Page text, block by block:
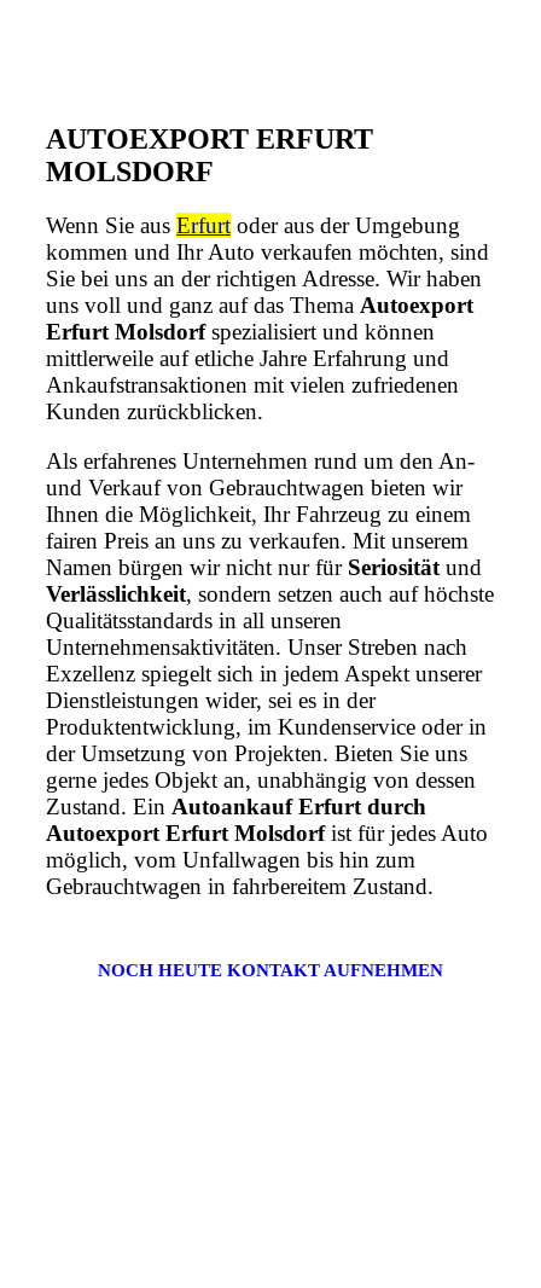
AUTOEXPORT ERFURT
MOLSDORF
Wenn Sie aus Erfurt oder aus der Umgebung
kommen und Ihr Auto verkaufen möchten, sind
Sie bei uns an der richtigen Adresse. Wir haben
uns voll und ganz auf das Thema Autoexport
Erfurt Molsdorfspezialisiert und können
mittlerweile auf etliche Jahre Erfahrung und
Ankaufstransaktionen mit vielen zufriedenen
Kunden zurückblicken.
Als erfahrenes Unternehmen rund um den An-
und Verkauf von Gebrauchtwagen bieten wir
Ihnen die Möglichkeit, Ihr Fahrzeug zu einem
fairen Preis an uns zu verkaufen. Mit unserem
Namen bürgen wir nicht nur für Seriosität und
Verlässlichkeit, sondern setzen auch auf höchste
Qualitätsstandards in all unseren
Unternehmensaktivitäten. Unser Streben nach
Exzellenz spiegelt sich in jedem Aspekt unserer
Dienstleistungen wider, sei es in der
Produktentwicklung, im Kundenservice oder in
der Umsetzung von Projekten. Bieten Sie uns
gerne jedes Objekt an, unabhängig von dessen
Zustand. Ein Autoankauf Erfurt durch
Autoexport Erfurt Molsdorfist für jedes Auto
möglich, vom Unfallwagen bis hin zum
Gebrauchtwagen in fahrbereitem Zustand.
NOCH HEUTE KONTAKT AUFNEHMEN